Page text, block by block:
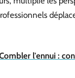
l'ennui :